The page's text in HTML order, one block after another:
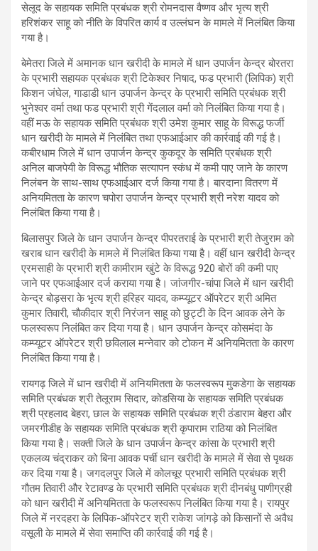
सेलूद के सहायक समिति प्रबंधक श्री रोमनदास वैष्णव और भृत्य श्री
हरिशंकर साहू को नीति के विपरित कार्य व उल्लंघन के मामले में निलंबित किया
गया है।
बेमेतरा जिले में अमानक धान खरीदी के मामले में धान उपार्जन केन्द्र बोरतरा
के प्रभारी सहायक प्रबंधक श्री टिकेश्वर निषाद, फड प्रभारी (लिपिक) श्री
किशन जंघेल, गाडाडी धान उपार्जन केन्द्र के प्रभारी समिति प्रबंधक श्री
भुनेश्वर वर्मा तथा फड प्रभारी श्री गेंदलाल वर्मा को निलंबित किया गया है।
वहीं मऊ के सहायक समिति प्रबंधक श्री उमेश कुमार साहू के विरूद्ध फर्जी
धान खरीदी के मामले में निलंबित तथा एफआईआर की कार्रवाई की गई है।
कबीरधाम जिले में धान उपार्जन केन्द्र कुकदूर के समिति प्रबंधक श्री
अनिल बाजपेयी के विरूद्ध भौतिक सत्यापन स्कंध में कमी पाए जाने के कारण
निलंबन के साथ-साथ एफआईआर दर्ज किया गया है। बारदाना वितरण में
अनियमितता के कारण चपोरा उपार्जन केन्द्र प्रभारी श्री नरेश यादव को
निलंबित किया गया है।
बिलासपुर जिले के धान उपार्जन केन्द्र पीपरतराई के प्रभारी श्री तेजुराम को
खराब धान खरीदी के मामले में निलंबित किया गया है। वहीं धान खरीदी केन्द्र
एरमसाही के प्रभारी श्री कामीराम खुंटे के विरूद्ध 920 बोरों की कमी पाए
जाने पर एफआईआर दर्ज कराया गया है। जांजगीर-चांपा जिले में धान खरीदी
केन्द्र बोड़सरा के भृत्य श्री हरिहर यादव, कम्प्यूटर ऑपरेटर श्री अमित
कुमार तिवारी, चौकीदार श्री निरंजन साहू को छुट्टी के दिन आवक लेने के
फलस्वरूप निलंबित कर दिया गया है। धान उपार्जन केन्द्र कोसमंदा के
कम्प्यूटर ऑपरेटर श्री छविलाल मन्नेवार को टोकन में अनियमितता के कारण
निलंबित किया गया है।
रायगढ़ जिले में धान खरीदी में अनियमितता के फलस्वरूप मुकडेगा के सहायक
समिति प्रबंधक श्री तेलूराम सिदार, कोडसिया के सहायक समिति प्रबंधक
श्री प्रहलाद बेहरा, छाल के सहायक समिति प्रबंधक श्री ठंडाराम बेहरा और
जमरगीडीह के सहायक समिति प्रबंधक श्री कृपाराम राठिया को निलंबित
किया गया है। सक्ती जिले के धान उपार्जन केन्द्र कांसा के प्रभारी श्री
एकलव्य चंद्राकर को बिना आवक पर्ची धान खरीदी के मामले में सेवा से पृथक
कर दिया गया है। जगदलपुर जिले में कोलचूर प्रभारी समिति प्रबंधक श्री
गौतम तिवारी और रेटावण्ड के प्रभारी समिति प्रबंधक श्री दीनबंधु पाणीग्रही
को धान खरीदी में अनियमितता के फलस्वरूप निलंबित किया गया है। रायपुर
जिले में नरदहरा के लिपिक-ऑपरेटर श्री राकेश जांगड़े को किसानों से अवैध
वसूली के मामले में सेवा समाप्ति की कार्रवाई की गई है।